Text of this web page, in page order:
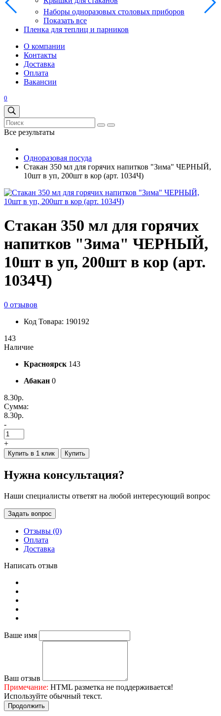
Наборы одноразовых столовых приборов
Показать все
Пленка для теплиц и парников
О компании
Контакты
Доставка
Оплата
Вакансии
0
Все результаты
Одноразовая посуда
Стакан 350 мл для горячих напитков "Зима" ЧЕРНЫЙ,
10шт в уп, 200шт в кор (арт. 1034Ч)
Стакан 350 мл для горячих
напитков "Зима" ЧЕРНЫЙ,
10шт в уп, 200шт в кор (арт.
1034Ч)
0 отзывов
Код Товара: 190192
143
Наличие
Красноярск 143
Абакан 0
8.30р.
Сумма:
8.30р.
-
+
Купить в 1 клик Купить
Нужна консультация?
Наши специалисты ответят на любой интересующий вопрос
Задать вопрос
Отзывы (0)
Оплата
Доставка
Написать отзыв
Ваше имя
Ваш отзыв
Примечание: HTML разметка не поддерживается!
Используйте обычный текст.
Продолжить